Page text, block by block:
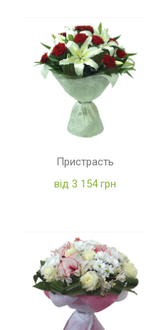
Пристрасть
від 3 154 грн